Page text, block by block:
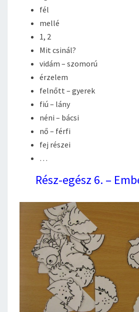
fél
mellé
1, 2
Mit csinál?
vidám – szomorú
érzelem
felnőtt – gyerek
fiú – lány
néni – bácsi
nő – férfi
fej részei
…
Rész-egész 6. –